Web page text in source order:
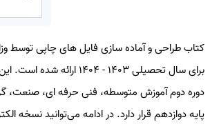
کتاب طراحی و آماده سازی فایل های چاپی توسط
برای سال تحصیلی 1403 - 1404
دوره دوم آموزش متوسطه، فنی حرفه ای، صنعت،
پایه دوازدهم قرار دارد. در ادامه می‌توانید نسخه